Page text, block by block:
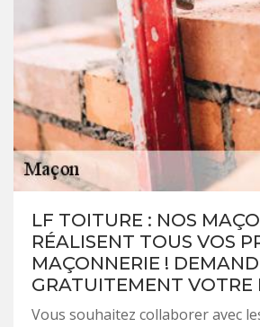
LF TOITURE : NOS
RÉALISENT TOUS VOS
MAÇONNERIE !
GRATUITEMENT VOTRE
Vous souhaitez collaborer avec